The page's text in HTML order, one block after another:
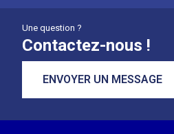
Une question ?
Contactez-nous !
ENVOYER UN MESSAGE